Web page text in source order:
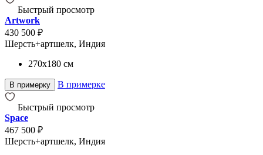
Быстрый просмотр
Artwork
430 500 ₽
Шерсть+артшелк, Индия
270x180 см
В примерку В примерке
Быстрый просмотр
Space
467 500 ₽
Шерсть+артшелк, Индия